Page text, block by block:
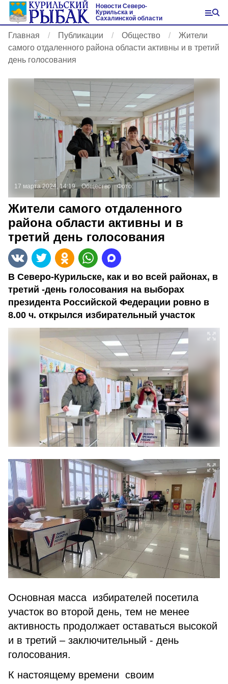
Новости Северо-
Курильска и
Сахалинской области
Главная Публикации Общество
Жители
самого отдаленного района области активны и в третий
день голосования
17 марта 2024, 14:19 Общество Фото:
Жители самого отдаленного
района области активны и в
третий день голосования
В Северо-Курильске, как и во всей районах, в
третий -день голосования на выборах
президента Российской Федерации ровно в
8.00 ч. открылся избирательный участок
Основная масса избирателей посетила
участок во второй день, тем не менее
активность продолжает оставаться высокой
и в третий – заключительный - день
голосования.
К настоящему времени своим